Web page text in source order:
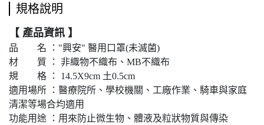
規格說明
【 產品資訊 】
品 名 ："興安" 醫用口罩(未滅菌)
材 質 ： 非織物不織布、MB不織布
規 格 ： 14.5X9cm 土0.5cm
適用場所 ：醫療院所、學校機關、工廠作業、騎車與家庭
清潔等場合均適用
功能用途 ：用來防止微生物、體液及粒狀物質與傳染